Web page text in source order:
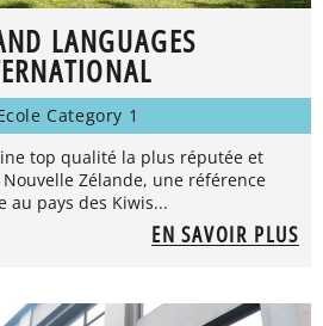
LANGUAGES
Category 1
top qualité la plus réputée et
Zélande, une référence
au pays des Kiwis...
EN SAVOIR PLUS